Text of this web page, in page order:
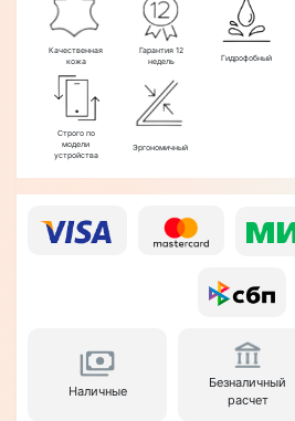
Качественная
кожа
Гарантия 12
недель
Гидрофобный
Строго по
модели
устройства
Эргономичный
Наличные
Безналичный
расчет